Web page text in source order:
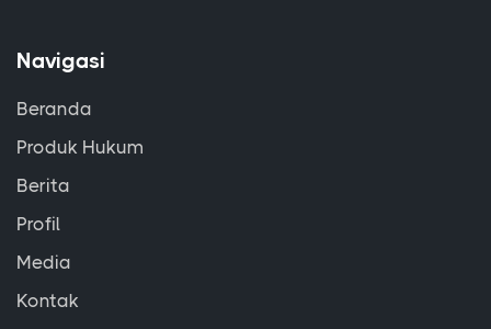
Navigasi
Beranda
Produk Hukum
Berita
Profil
Media
Kontak